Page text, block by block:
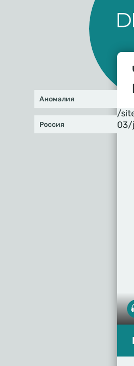
/
03/
Аномалия
Россия